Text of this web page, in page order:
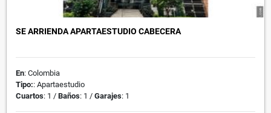
SE ARRIENDA APARTAESTUDIO CABECERA
En: Colombia
Tipo:: Apartaestudio
Cuartos: 1 / Baños: 1 / Garajes: 1